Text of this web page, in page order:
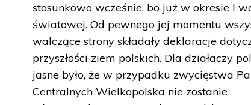
stosunkowo wcześnie, bo już w okresie I
światowej. Od pewnego jej momentu
walczące strony składały deklaracje
przyszłości ziem polskich. Dla działaczy
jasne było, że w przypadku zwycięstwa
Centralnych Wielkopolska nie zostanie